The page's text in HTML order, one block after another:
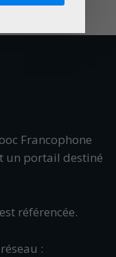
Francophone
un portail destiné
référencée.
: